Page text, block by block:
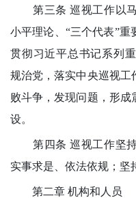
第三条 巡视工作以马
小平理论、“三个代表”重
贯彻习近平总书记系列
规治党，落实中央巡视工
败斗争，发现问题，形成
设。
第四条 巡视工作坚持
实事求是、依法依规；坚
第二章 机构和人员